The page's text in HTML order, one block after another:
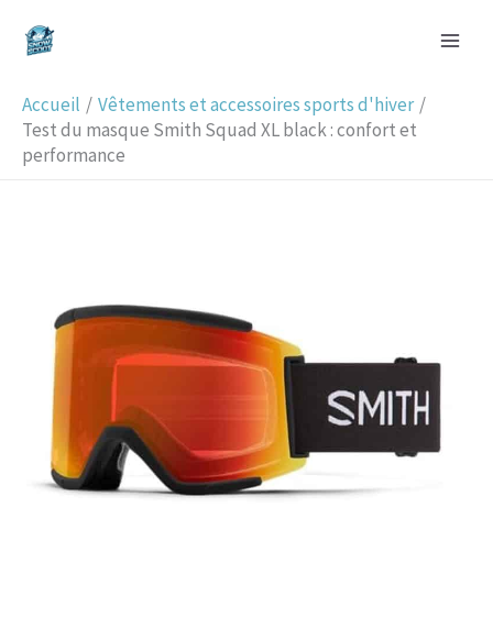
Accueil
Vêtements et accessoires sports d'hiver
Test du masque Smith Squad XL black : confort et
performance
e
c
h
e